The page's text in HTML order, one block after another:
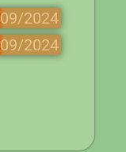
09/2024
09/2024